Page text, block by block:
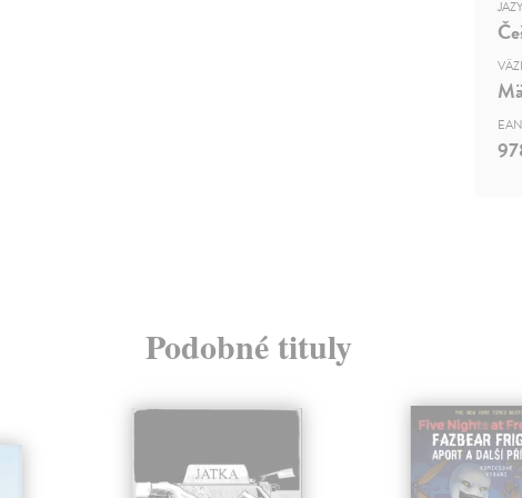
EAN
Podobné tituly